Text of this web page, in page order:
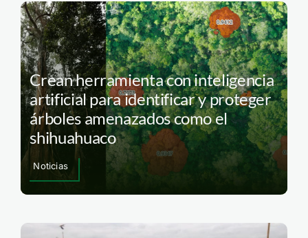
Crean herramienta con inteligencia
artificial para identificar y proteger
árboles amenazados como el
shihuahuaco
Noticias